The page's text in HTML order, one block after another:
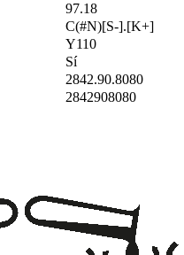
97.18
C(#N)[S-].[K+]
Y110
Sí
2842.90.8080
2842908080